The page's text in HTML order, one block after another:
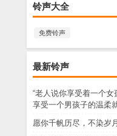
铃声大全
免费铃声
最新铃声
“老人说你享受着一个
享受一个男孩子的温柔
愿你千帆历尽，不染岁